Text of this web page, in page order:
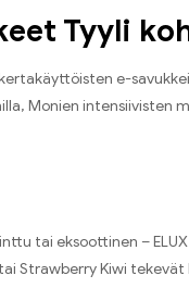
Tyyli
e-
Monien intensiivisten
tai eksoottinen –
Strawberry Kiwi